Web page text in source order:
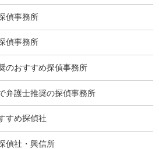
割合
偵事務所
偵事務所
のおすすめ探偵事務所
弁護士推奨の探偵事務所
すめ探偵社
偵社・興信所